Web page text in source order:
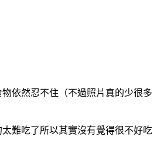
依然忍不住 （不過照片真的少很多
難吃了所以其實沒有覺得很不好吃